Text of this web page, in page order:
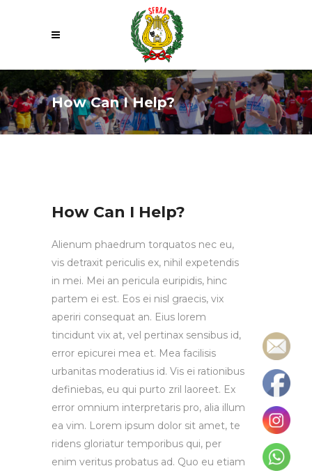
How Can I Help?
How Can I Help?
Alienum phaedrum torquatos nec eu,
vis detraxit periculis ex, nihil expetendis
in mei. Mei an pericula euripidis, hinc
partem ei est. Eos ei nisl graecis, vix
aperiri consequat an. Eius lorem
tincidunt vix at, vel pertinax sensibus id,
error epicurei mea et. Mea facilisis
urbanitas moderatius id. Vis ei rationibus
definiebas, eu qui purto zril laoreet. Ex
error omnium interpretaris pro, alia illum
ea vim. Lorem ipsum dolor sit amet, te
ridens gloriatur temporibus qui, per
enim veritus probatus ad. Quo eu etiam